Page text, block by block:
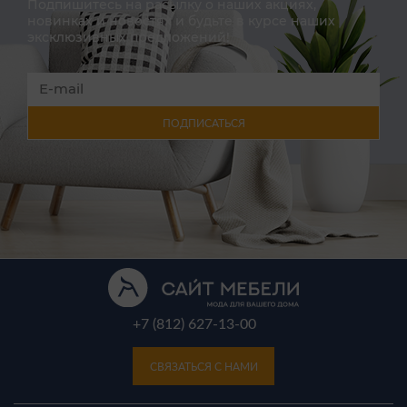
Подпишитесь на расылку о наших акциях,
новинках и новостях и будьте в курсе наших
эксклюзивных предложений!
ПОДПИСАТЬСЯ
+7 (812) 627-13-00
СВЯЗАТЬСЯ С НАМИ